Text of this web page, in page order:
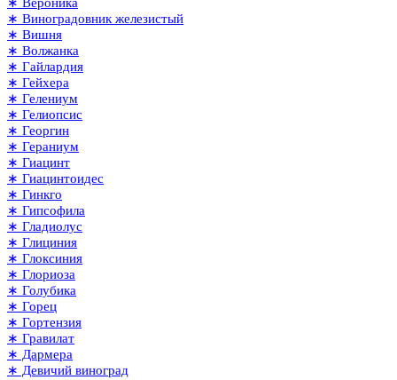
∗ Виноградовник железистый
∗ Вишня
∗ Волжанка
∗ Гайлардия
∗ Гейхера
∗ Гелениум
∗ Гелиопсис
∗ Георгин
∗ Гераниум
∗ Гиацинт
∗ Гиацинтоидес
∗ Гинкго
∗ Гипсофила
∗ Гладиолус
∗ Глициния
∗ Глоксиния
∗ Глориоза
∗ Голубика
∗ Горец
∗ Гортензия
∗ Гравилат
∗ Дармера
∗ Девичий виноград